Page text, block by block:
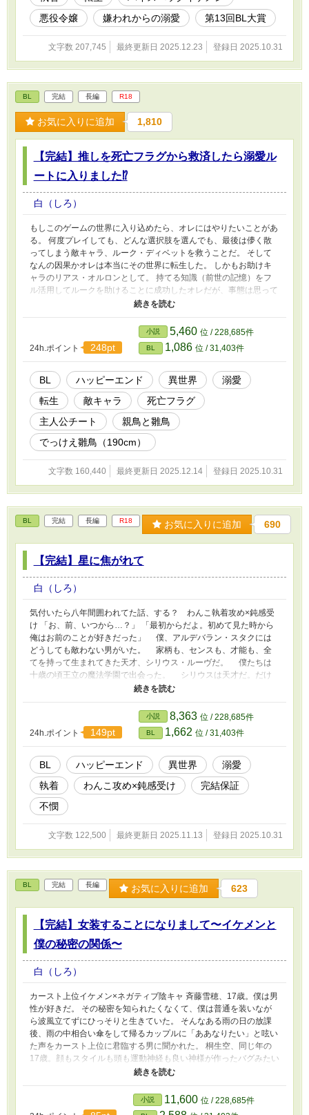
BL大賞】にエントリーさせていただいております！ お気に召しま
したら、ブクマ♡感想、そして投票で応援してくださると嬉しいで
す！
悪役令嬢
嫌われからの溺愛 第13回BL大賞
文字数 207,745 最終更新日 2025.12.23 登録日 2025.10.31
BL 完結 長編 R18
お気に入りに追加 1,810
【完結】推しを死亡フラグから救済したら溺愛ル
ートに入りました⁉︎
白（しろ）
もしこのゲームの世界に入り込めたら、オレにはやりたいことがあ
る。 何度プレイしても、どんな選択肢を選んでも、最後は儚く散
ってしまう敵キャラ、ルーク・ディベットを救うことだ。 そして
なんの因果かオレは本当にその世界に転生した。 しかもお助けキ
ャラのリアス・オルロンとして。 持てる知識（前世の記憶）をフ
ル活用してルークを助けることに成功したオレだが、事態は思って
もみない方向へとどんどん進んでいって……！？ これは前世やり
った推しとすったもんだしながら二人で生きていくお話です。 現
在【第13回BL大賞】にエントリーさせていただいております！ お
気に召しましたら、ブクマ♡感想、そして投票で応援してくださる
と嬉しいです！
24h.ポイント 248pt
小説 5,460 位 / 228,685件
BL 1,086 位 / 31,403件
BL ハッピーエンド 異世界
溺愛
転生
敵キャラ
死亡フラグ
主人公チート
親鳥と雛鳥
でっけえ雛鳥（190cm）
文字数 160,440 最終更新日 2025.12.14 登録日 2025.10.31
BL 完結 長編 R18 お気に入りに追加 690
【完結】星に焦がれて
白（しろ）
気付いたら八年間囲われてた話、する？ わんこ執着攻め×鈍感受
け 「お、前、いつから…？」 「最初からだよ。初めて見た時から
俺はお前のことが好きだった」 僕、アルデバラン・スタクには
どうしても敵わない男がいた。 家柄も、センスも、才能も、全
てを持って生まれてきた天才、シリウス・ルーヴだ。 僕たちは
十歳の頃王立の魔法学園で出会った。 シリウスは天才だ。だけ
ど性格は無鉄砲で無計画で大雑把でとにかく甘えた、それに加えて
に頭が働くタイプだったから気が付けば周りの大人たちの策略には
められてシリウスの世話係を任されることになっていた。 二人
組を作る時も、食事の時も、部屋だって同じのまま十八で学園を卒
業する年まで僕たちは常に一緒に居て──そしてそれは就職先でも
同じだった。 配属された辺境の地でも僕はシリウスの世話を任
され、日々を慌ただしく過ごしていたそんなある日、国境の森に魔
物が発生した。それを掃討すべく現場に向かうと何やら魔物の様子
がおかしいことに気が付く。 その原因を突き止めたシリウスが
掃討に当たったのだが、魔物の攻撃を受けてしまい重傷を負ってし
まう。 初めて見るシリウスの姿に僕は動揺し、どうしようもな
く不安だった。目を覚ますまでの間何をしていていも気になってい
た男が三日振りに目を覚ました時、異変が起きた。 「…シリウ
ス？」 「アルはさ、優しいから」 背中はベッドに押し付けられ
て、目の前には見たことが無い顔をしたシリウスがいた。 いつ
だって一等星のように煌めいていた瞳が、仄暗い熱で潤んでいた。
とても友人に向ける目では、声では無かった。 「──俺のこと拒め
ないでしょ？」 おりてきた熱を拒む術を、僕は持っていなかっ
た。 その日を境に、僕たちの関係は変わった。でも、僕にはど
うしてシリウスがそんなことをしたのかがわからなかった。
これは気付かないうちに八年間囲われて、向けられている愛の大き
さに気付かないまますったもんだする二人のお話。
24h.ポイント 149pt
小説 8,363 位 / 228,685件
BL 1,662 位 / 31,403件
BL ハッピーエンド 異世界
溺愛
執着
わんこ攻め×鈍感受け
完結保証
不憫
文字数 122,500 最終更新日 2025.11.13 登録日 2025.10.31
BL 完結 長編 お気に入りに追加 623
【完結】女装することになりまして〜イケメンと
僕の秘密の関係〜
白（しろ）
カースト上位イケメン×ネガティブ陰キャ 斉藤雪穂、17歳。僕は男
性が好きだ。 その秘密を知られたくなくて、僕は普通を装いなが
ら波風立てずにひっそりと生きていた。 そんなある雨の日の放課
後、雨の中相合い傘をして帰るカップルに「ああなりたい」と呟い
た声をカースト上位に君臨する男に聞かれた。 桐生空、同じ年の
17歳。顔もスタイルも頭も運動神経も良い神様が作ったバグみたい
な男。でもこの男にはとんでもない趣味があったんだ。 これは桐
き乱す馬鹿桐生のだんだん関係性が変わっていく物語。 お気に入
り登録、♡、感想などいただけますと泣いて喜びます！ よろしく
小説 11,600 位 / 228,685件